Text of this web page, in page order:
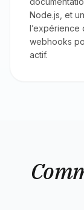
Node.js, et
l’expérience
webhooks
actif.